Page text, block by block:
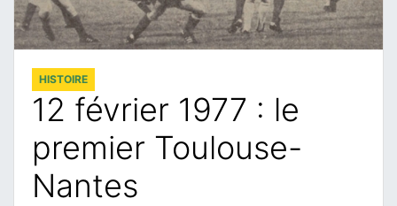
HISTOIRE
12 février 1977 : le
premier Toulouse-
Nantes